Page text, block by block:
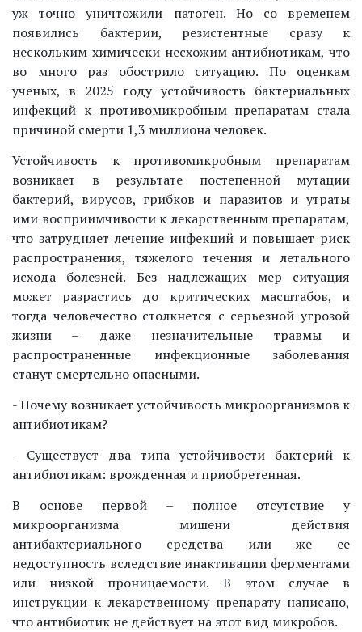
уж точно уничтожили патоген. Но со временем
появились бактерии, резистентные сразу к
нескольким химически несхожим антибиотикам, что
во много раз обострило ситуацию. По оценкам
ученых, в 2025 году устойчивость бактериальных
инфекций к противомикробным препаратам стала
причиной смерти 1,3 миллиона человек.
Устойчивость к противомикробным препаратам
возникает в результате постепенной мутации
бактерий, вирусов, грибков и паразитов и утраты
ими восприимчивости к лекарственным препаратам,
что затрудняет лечение инфекций и повышает риск
распространения, тяжелого течения и летального
исхода болезней. Без надлежащих мер ситуация
может разрастись до критических масштабов, и
тогда человечество столкнется с серьезной угрозой
жизни – даже незначительные травмы и
распространенные инфекционные заболевания
станут смертельно опасными.
- Почему возникает устойчивость микроорганизмов к
антибиотикам?
- Существует два типа устойчивости бактерий к
антибиотикам: врожденная и приобретенная.
В основе первой – полное отсутствие у
микроорганизма мишени действия
антибактериального средства или же ее
недоступность вследствие инактивации ферментами
или низкой проницаемости. В этом случае в
инструкции к лекарственному препарату написано,
что антибиотик не действует на этот вид микробов.